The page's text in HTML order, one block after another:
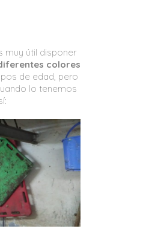
muy útil disponer
colores
de edad, pero
lo tenemos